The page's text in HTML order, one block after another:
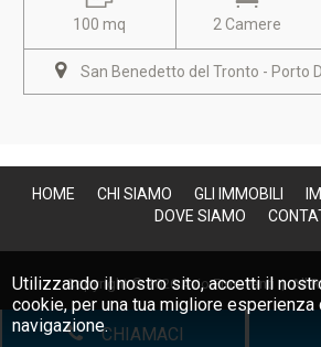
CHIAMACI
100 mq 2 Camere
San Benedetto del Tronto - Porto
HOME CHI SIAMO GLI IMMOBILI
DOVE SIAMO
Copyright © 2026 Avio Fioravanti | All
P.IVA 01247410440
Utilizzando il nostro sito, accetti il
cookie, per una tua migliore esperienza
navigazione.